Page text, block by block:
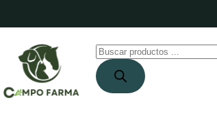
contenido
Búsqueda
de
productos